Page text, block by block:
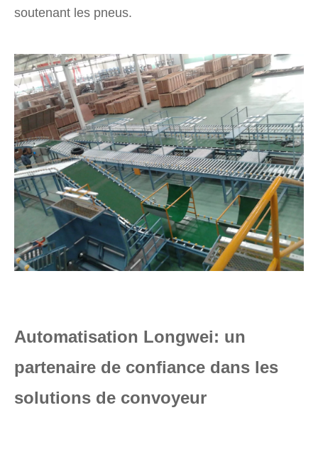
soutenant les pneus.
Automatisation Longwei: un
partenaire de confiance dans les
solutions de convoyeur